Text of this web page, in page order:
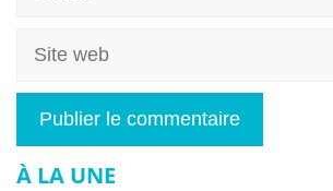
À LA UNE